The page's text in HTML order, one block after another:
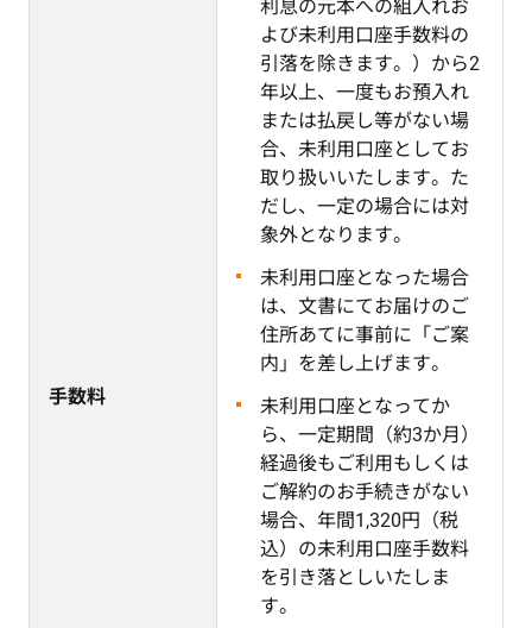
手数料
利息の元本への組入れお
よび未利用口座手数料の
引落を除きます。）から2
年以上、一度もお預入れ
または払戻し等がない場
合、未利用口座としてお
取り扱いいたします。た
だし、一定の場合には対
象外となります。
未利用口座となった場合
は、文書にてお届けのご
住所あてに事前に「ご案
内」を差し上げます。
未利用口座となってか
ら、一定期間（約3か月）
経過後もご利用もしくは
ご解約のお手続きがない
場合、年間1,320円（税
込）の未利用口座手数料
を引き落としいたしま
す。